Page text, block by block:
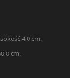
4,0 cm.
cm.